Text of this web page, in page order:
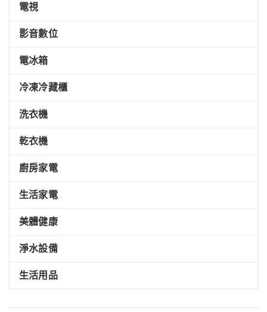
電視
影音數位
電冰箱
冷凍冷藏櫃
洗衣機
乾衣機
廚房家電
生活家電
美體健康
淨水設備
生活用品